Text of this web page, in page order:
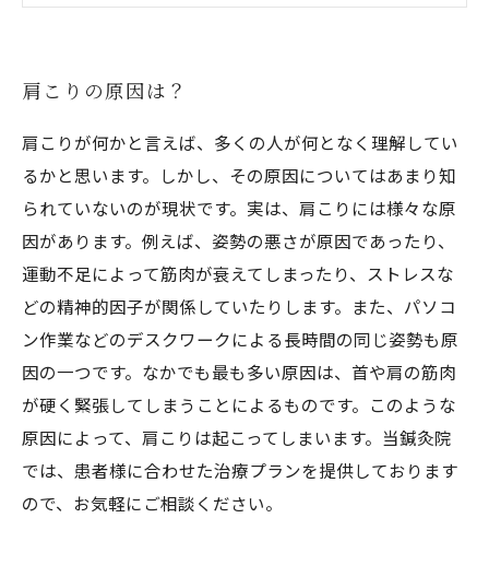
肩こりの原因は？
肩こりが何かと言えば、多くの人が何となく理解してい
るかと思います。しかし、その原因についてはあまり知
られていないのが現状です。実は、肩こりには様々な原
因があります。例えば、姿勢の悪さが原因であったり、
運動不足によって筋肉が衰えてしまったり、ストレスな
どの精神的因子が関係していたりします。また、パソコ
ン作業などのデスクワークによる長時間の同じ姿勢も原
因の一つです。なかでも最も多い原因は、首や肩の筋肉
が硬く緊張してしまうことによるものです。このような
原因によって、肩こりは起こってしまいます。当鍼灸院
では、患者様に合わせた治療プランを提供しております
ので、お気軽にご相談ください。